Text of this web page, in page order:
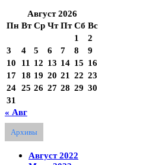
Август 2026
Пн Вт Ср Чт Пт Сб Вс
1
2
3
4 5 6 7 8
9
10
11 12 13 14 15 16
17
18 19 20 21 22 23
24 25 26 27 28 29 30
31
« Авг
Архивы
Август 2022